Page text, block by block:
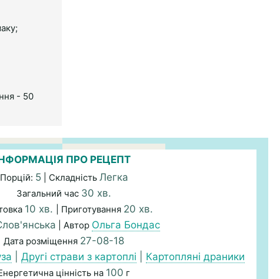
- 50
ПРО РЕЦЕПТ
Порцій: 5| Складність Легка
Загальний час 30 хв.
10 хв. | Приготування 20 хв.
| Автор Ольга Бондас
Дата розміщення 27-08-18
Другі страви з картоплі Картопляні драники
цінність на 100 г